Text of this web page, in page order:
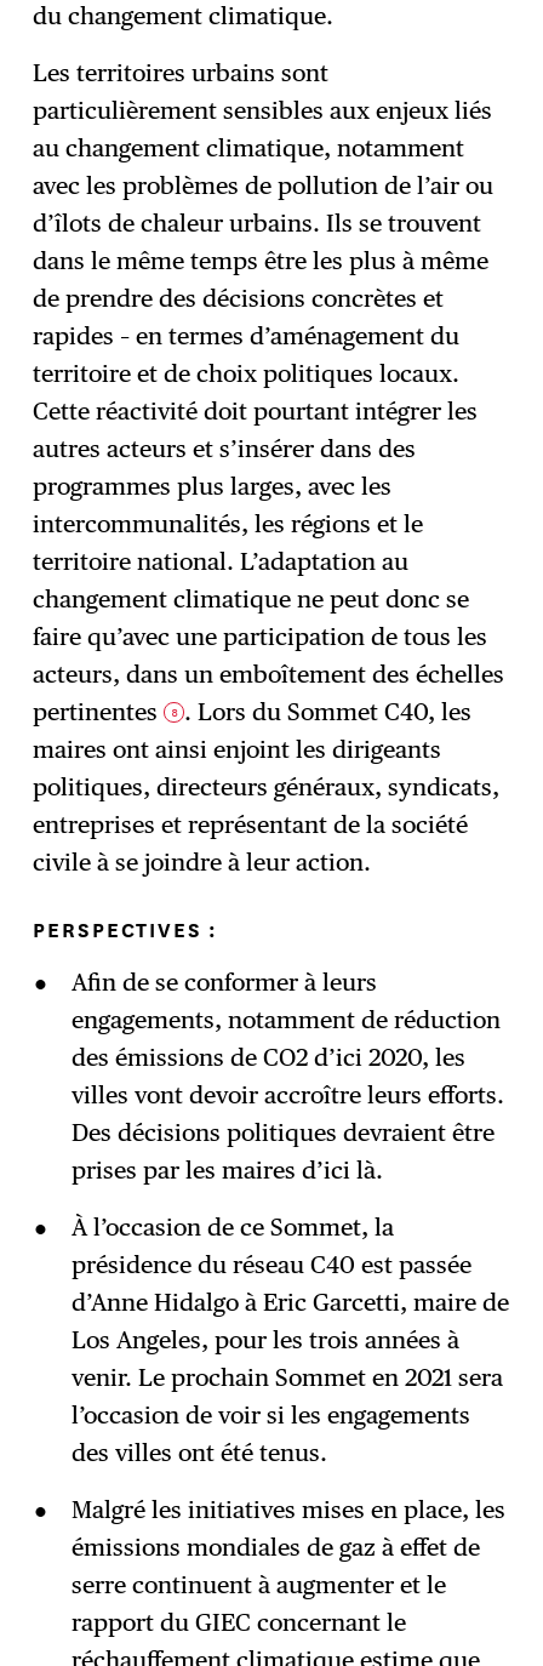
du changement climatique.
Les territoires urbains sont
particulièrement sensibles aux enjeux liés
au changement climatique, notamment
avec les problèmes de pollution de l’air ou
d’îlots de chaleur urbains. Ils se trouvent
dans le même temps être les plus à même
de prendre des décisions concrètes et
rapides – en termes d’aménagement du
territoire et de choix politiques locaux.
Cette réactivité doit pourtant intégrer les
autres acteurs et s’insérer dans des
programmes plus larges, avec les
intercommunalités, les régions et le
territoire national. L’adaptation au
changement climatique ne peut donc se
faire qu’avec une participation de tous les
acteurs, dans un emboîtement des échelles
pertinentes 8 . Lors du Sommet C40, les
maires ont ainsi enjoint les dirigeants
politiques, directeurs généraux, syndicats,
entreprises et représentant de la société
civile à se joindre à leur action.
PERSPECTIVES :
Afin de se conformer à leurs
engagements, notamment de réduction
des émissions de CO2 d’ici 2020, les
villes vont devoir accroître leurs efforts.
Des décisions politiques devraient être
prises par les maires d’ici là.
À l’occasion de ce Sommet, la
présidence du réseau C40 est passée
d’Anne Hidalgo à Eric Garcetti, maire de
Los Angeles, pour les trois années à
venir. Le prochain Sommet en 2021 sera
l’occasion de voir si les engagements
des villes ont été tenus.
Malgré les initiatives mises en place, les
émissions mondiales de gaz à effet de
serre continuent à augmenter et le
rapport du GIEC concernant le
réchauffement climatique estime que